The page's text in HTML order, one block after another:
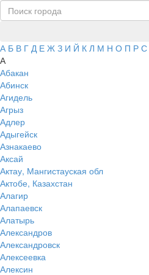
А Б В Г Д Е Ж З И Й К Л М Н О П Р С
А
Абакан
Абинск
Агидель
Агрыз
Адлер
Адыгейск
Азнакаево
Аксай
Актау, Мангистауская обл
Актобе, Казахстан
Алагир
Алапаевск
Алатырь
Александров
Александровск
Алексеевка
Алексин